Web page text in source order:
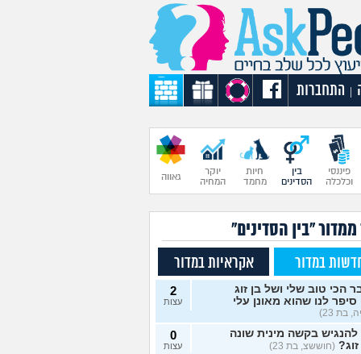
התחברות
פיננסי
וכלכלה
בין
הסדינים
חיות
מחמד
יוקר
המחיה
גאווה
ממדור "בין הסדינים"
במדור אקראיות במדור
הכי טוב שלי ושל בן זוג
סיפר לנו שהוא מאונן עלי
בת 23)
2
עצות
להנגיש בקשה מינית שונה
(חוששצ, בת 23)
0
עצות